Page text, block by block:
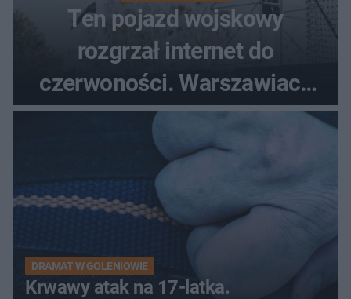
Ten pojazd wojskowy
rozgrzał internet do
czerwoności. Warszawiacy
pytali, czy to Mad Max!
DRAMAT W GOLENIOWIE
Krwawy atak na 17-latka.